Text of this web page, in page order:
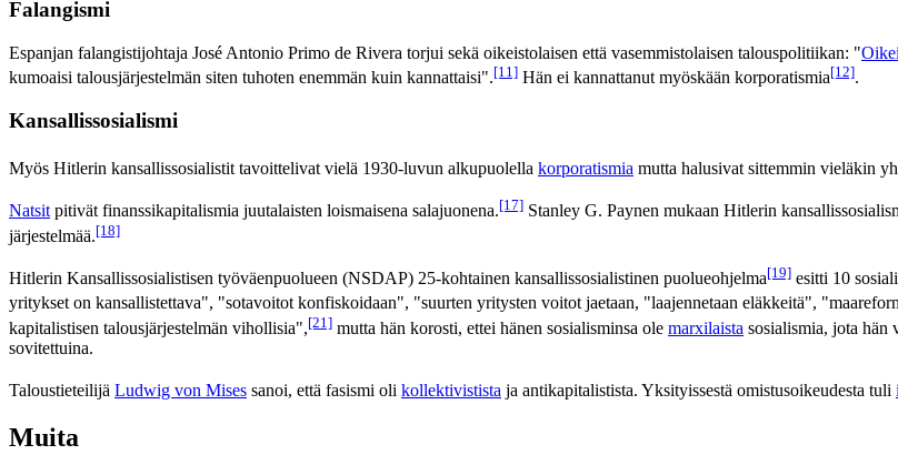
Falangismi
Espanjan falangistijohtaja José Antonio Primo de Rivera torjui sekä oikeistolaisen että vasemmistolaisen talouspolitiikan: "
kumoaisi talousjärjestelmän siten tuhoten enemmän kuin kannattaisi".[11] Hän ei kannattanut myöskään korporatismia[12].
Kansallissosialismi
Myös Hitlerin kansallissosialistit tavoittelivat vielä 1930-luvun alkupuolella korporatismia mutta halusivat sittemmin vieläkin
Natsitpitivät finanssikapitalismia juutalaisten loismaisena salajuonena.[17] Stanley G. Paynen mukaan Hitlerin
järjestelmää.[18]
Hitlerin Kansallissosialistisen työväenpuolueen (NSDAP) 25-kohtainen kansallissosialistinen puolueohjelma[19] esitti 10
yritykset on kansallistettava", "sotavoitot konfiskoidaan", "suurten yritysten voitot jaetaan, "laajennetaan eläkkeitä",
kapitalistisen talousjärjestelmän vihollisia",[21] mutta hän korosti, ettei hänen sosialisminsa ole marxilaista sosialismia, jota hän
sovitettuina.
Taloustieteilijä Ludwig von Mises sanoi, että fasismi oli kollektivistista ja antikapitalistista. Yksityissestä omistusoikeudesta tuli
Muita